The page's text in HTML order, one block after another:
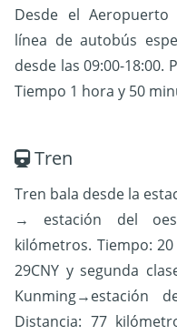
Desde el
línea de autobús
desde las 09:00-18:00.
Tiempo 1 hora y 50
Tren
Tren bala desde la
→ estación del
kilómetros. Tiempo:
29CNY y segunda
Kunming→estación
Distancia: 77